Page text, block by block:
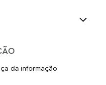
da informação